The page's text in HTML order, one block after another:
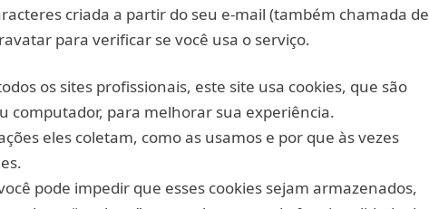
criada a partir do seu e-mail (também chamada de
para verificar se você usa o serviço.
os sites profissionais, este site usa cookies, que são
computador, para melhorar sua experiência.
eles coletam, como as usamos e por que às vezes
pode impedir que esses cookies sejam armazenados,